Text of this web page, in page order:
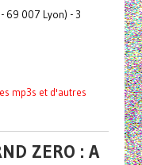
- 69 007 Lyon) - 3
mp3s et d'autres
ZERO : A